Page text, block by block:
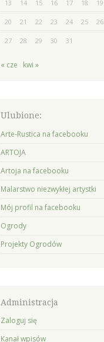
13 14 15 16 17 18 19
20 21 22 23 24 25 26
27 28 29 30 31
« cze kwi »
Ulubione:
Arte-Rustica na facebooku
ARTOJA
Artoja na facebooku
Malarstwo niezwykłej artystki
Mój profil na facebooku
Ogrody
Projekty Ogrodów
Administracja
Zaloguj się
Kanał wpisów